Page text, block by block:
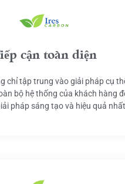
cận toàn diện
chỉ tập trung vào giải pháp cụ
bộ hệ thống của khách hàng
pháp sáng tạo và hiệu quả nhất